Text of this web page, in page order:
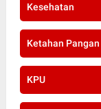
Kesehatan
Ketahan Pangan
KPU